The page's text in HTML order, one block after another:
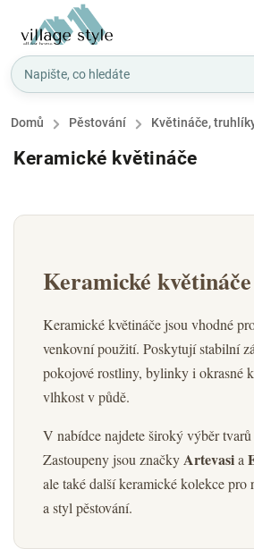
Domů / Pěstování / Květináče,
Keramické květináče
Keramické květináče
Keramické květináče jsou vhodné
venkovní použití. Poskytují stabilní
pokojové rostliny, bylinky i okrasné
vlhkost v půdě.
V nabídce najdete široký výběr
Zastoupeny jsou značky Artevasia
ale také další keramické kolekce pro
a styl pěstování.